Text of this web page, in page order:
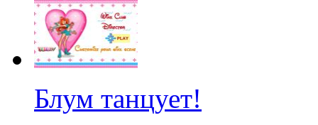
Блум танцует!